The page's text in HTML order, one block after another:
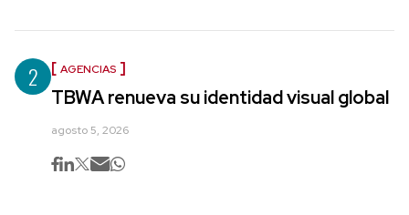
2 AGENCIAS
TBWA renueva su identidad visual global
agosto 5, 2026